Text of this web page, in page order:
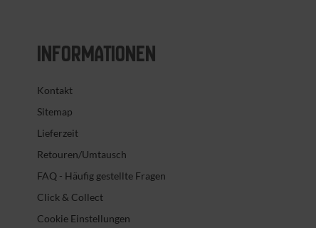
INFORMATIONEN
Kontakt
Sitemap
Lieferzeit
Retouren/Umtausch
FAQ - Häufig gestellte Fragen
Click & Collect
Cookie Einstellungen